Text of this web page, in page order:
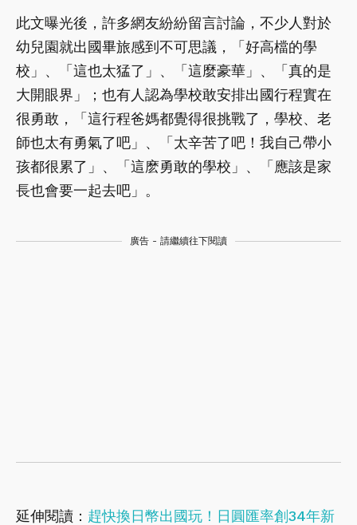
此文曝光後，許多網友紛紛留言討論，不少人對於
幼兒園就出國畢旅感到不可思議，「好高檔的學
校」、「這也太猛了」、「這麼豪華」、「真的是
大開眼界」；也有人認為學校敢安排出國行程實在
很勇敢，「這行程爸媽都覺得很挑戰了，學校、老
師也太有勇氣了吧」、「太辛苦了吧！我自己帶小
孩都很累了」、「這麽勇敢的學校」、「應該是家
長也會要一起去吧」。
廣告 - 請繼續往下閱讀
延伸閱讀： 趕快換日幣出國玩！日圓匯率創34年新